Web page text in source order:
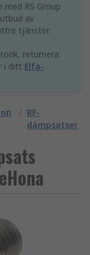
RS Group
av
tjänster.
returnera
i ditt Elfa-
/ RF-
dämpsatser